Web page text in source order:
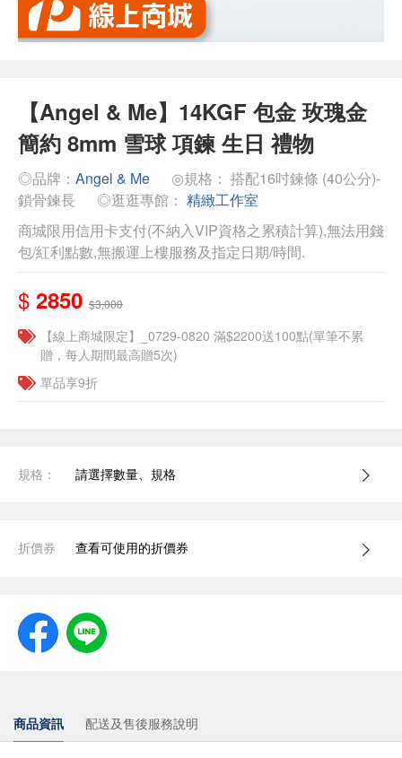
【Angel & Me】14KGF 包金 玫瑰金
簡約 8mm 雪球 項鍊 生日 禮物
◎品牌： Angel & Me
◎規格： 搭配16吋鍊條 (40公分)-
鎖骨鍊長
◎逛逛專館： 精緻工作室
商城限用信用卡支付(不納入VIP資格之累積計算),無法用錢
包/紅利點數,無搬運上樓服務及指定日期/時間.
$ 2850 $3,000
【線上商城限定】_0729-0820 滿$2200送100點(單筆不累
贈，每人期間最高贈5次)
單品享9折
規格： 請選擇數量、規格
折價券 查看可使用的折價券
商品資訊 配送及售後服務說明